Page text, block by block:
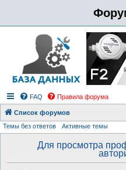
FAQ Правила форума
Список форумов
Темы без ответов Активные темы
Для просмотра